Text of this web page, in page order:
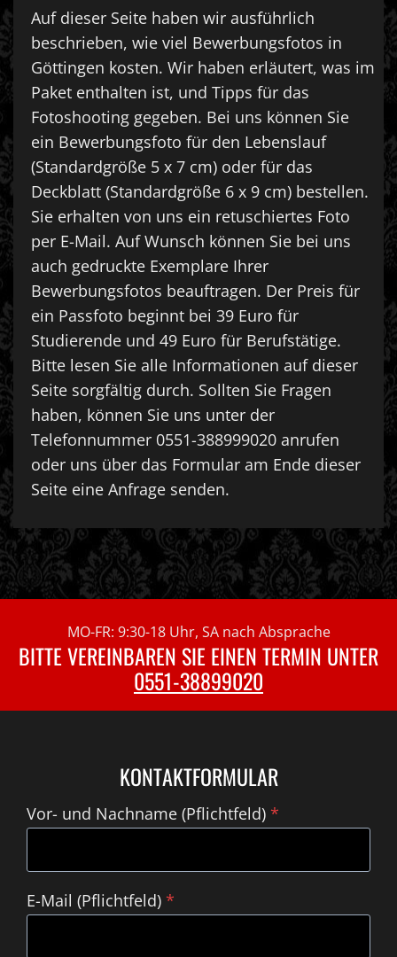
Auf dieser Seite haben wir ausführlich
beschrieben, wie viel Bewerbungsfotos in
Göttingen kosten. Wir haben erläutert, was im
Paket enthalten ist, und Tipps für das
Fotoshooting gegeben. Bei uns können Sie
ein Bewerbungsfoto für den Lebenslauf
(Standardgröße 5 x 7 cm) oder für das
Deckblatt (Standardgröße 6 x 9 cm) bestellen.
Sie erhalten von uns ein retuschiertes Foto
per E-Mail. Auf Wunsch können Sie bei uns
auch gedruckte Exemplare Ihrer
Bewerbungsfotos beauftragen. Der Preis für
ein Passfoto beginnt bei 39 Euro für
Studierende und 49 Euro für Berufstätige.
Bitte lesen Sie alle Informationen auf dieser
Seite sorgfältig durch. Sollten Sie Fragen
haben, können Sie uns unter der
Telefonnummer 0551-388999020 anrufen
oder uns über das Formular am Ende dieser
Seite eine Anfrage senden.
MO-FR: 9:30-18 Uhr, SA nach Absprache
BITTE VEREINBAREN SIE EINEN TERMIN UNTER
0551-38899020
KONTAKTFORMULAR
Vor- und Nachname (Pflichtfeld) *
E-Mail (Pflichtfeld) *